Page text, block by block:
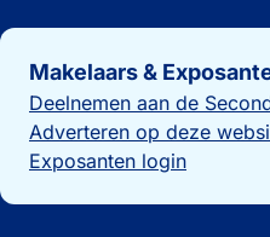
Belangrijke links
Makelaars &
Deelnemen aan de
Adverteren op deze
Exposanten login